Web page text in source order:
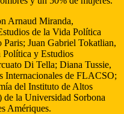
Arnaud Miranda,
de la Vida Política
Juan Gabriel Tokatlian,
Política y Estudios
Di Tella; Diana Tussie,
Internacionales de FLACSO;
del Instituto de Altos
la Universidad Sorbona
Amériques.